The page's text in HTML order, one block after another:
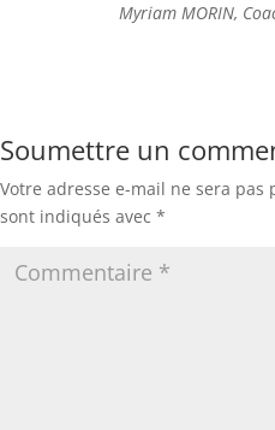
Myriam MORIN,
Soumettre un
Votre adresse e-mail ne sera pas
sont indiqués avec *